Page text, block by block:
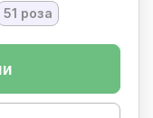
51 роза